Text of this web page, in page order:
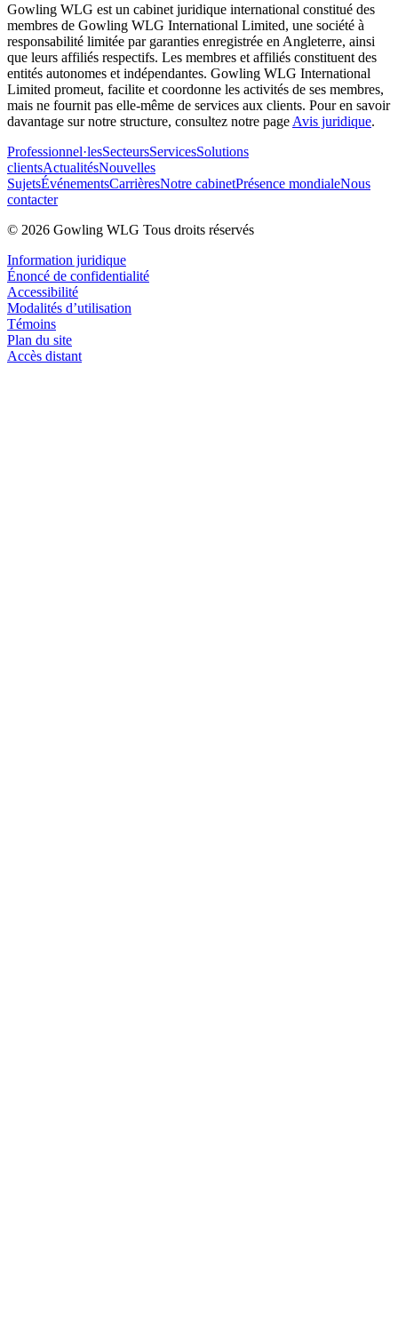
Gowling WLG est un cabinet juridique international constitué des
membres de Gowling WLG International Limited, une société à
responsabilité limitée par garanties enregistrée en Angleterre, ainsi
que leurs affiliés respectifs. Les membres et affiliés constituent des
entités autonomes et indépendantes. Gowling WLG International
Limited promeut, facilite et coordonne les activités de ses membres,
mais ne fournit pas elle-même de services aux clients. Pour en savoir
davantage sur notre structure, consultez notre page Avis juridique.
Professionnel·lesSecteursServicesSolutions
clientsActualitésNouvelles
SujetsÉvénementsCarrièresNotre cabinetPrésence mondialeNous
contacter
© 2026 Gowling WLG Tous droits réservés
Information juridique
Énoncé de confidentialité
Accessibilité
Modalités d’utilisation
Témoins
Plan du site
Accès distant